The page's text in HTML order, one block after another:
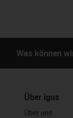
Was können
Über igus
Über uns